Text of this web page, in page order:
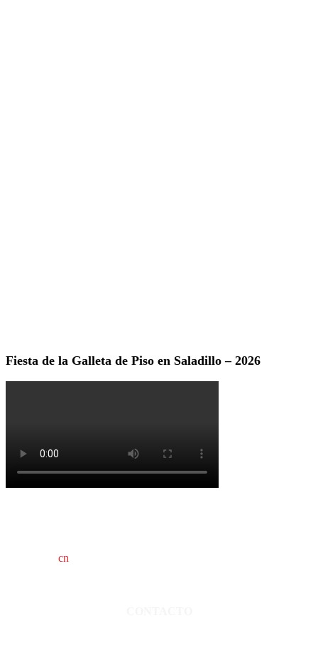
Fiesta de la Galleta de Piso en Saladillo – 2026
cn